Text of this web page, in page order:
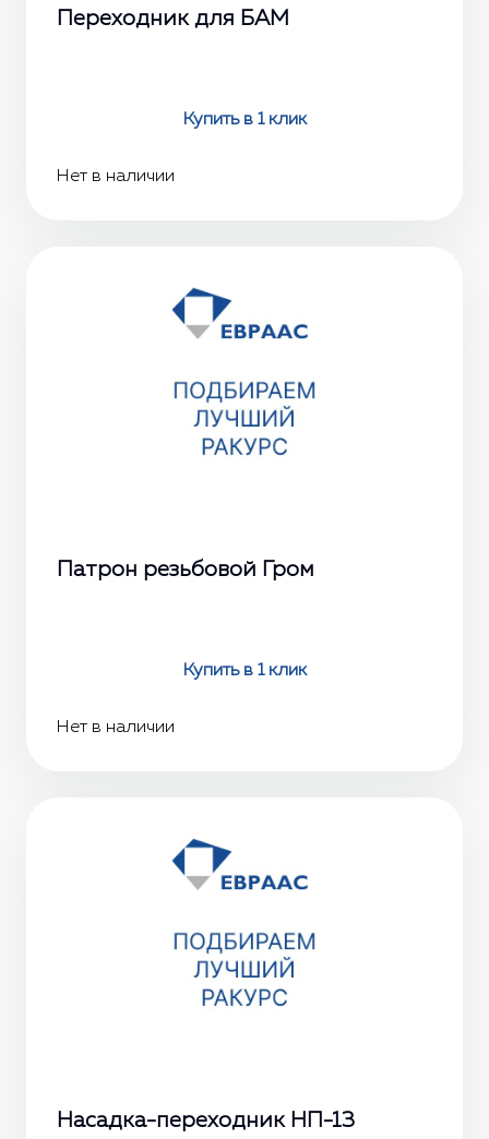
Переходник для БАМ
Купить в 1 клик
Нет в наличии
Патрон резьбовой Гром
Купить в 1 клик
Нет в наличии
Насадка-переходник НП-13